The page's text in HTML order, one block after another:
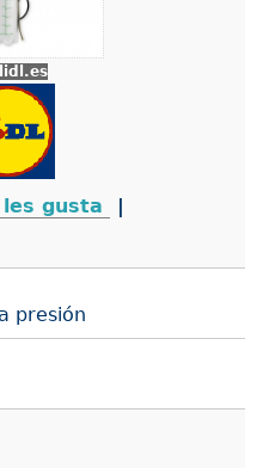
les gusta
|
presión